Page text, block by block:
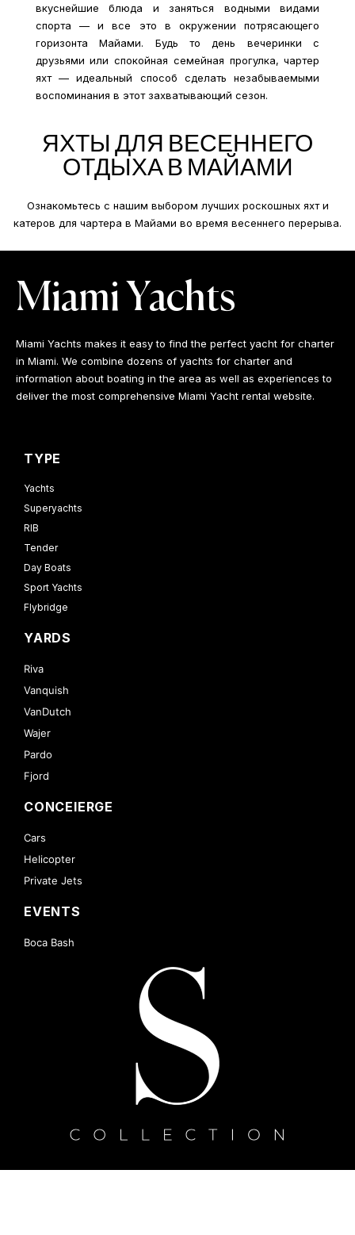
вкуснейшие блюда и заняться водными видами
спорта — и все это в окружении потрясающего
горизонта Майами. Будь то день вечеринки с
друзьями или спокойная семейная прогулка, чартер
яхт — идеальный способ сделать незабываемыми
воспоминания в этот захватывающий сезон.
ЯХТЫ ДЛЯ ВЕСЕННЕГО
ОТДЫХА В МАЙАМИ
Ознакомьтесь с нашим выбором лучших роскошных яхт и
катеров для чартера в Майами во время весеннего перерыва.
Miami Yachts
Miami Yachts makes it easy to find the perfect yacht for charter
in Miami. We combine dozens of yachts for charter and
information about boating in the area as well as experiences to
deliver the most comprehensive Miami Yacht rental website.
TYPE
Yachts
Superyachts
RIB
Tender
Day Boats
Sport Yachts
Flybridge
YARDS
Riva
Vanquish
VanDutch
Wajer
Pardo
Fjord
CONCEIERGE
Cars
Helicopter
Private Jets
EVENTS
Boca Bash